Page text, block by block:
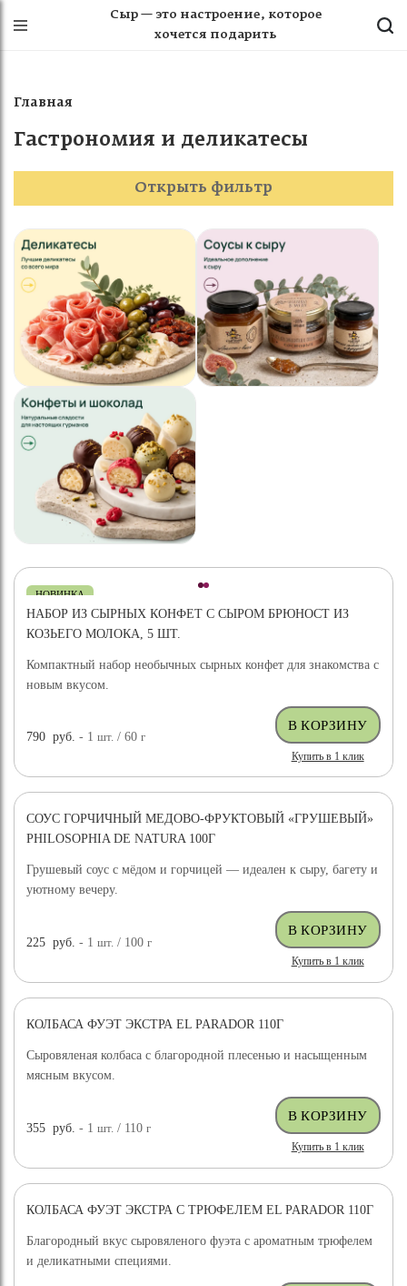
Сыр — это настроение, которое
хочется подарить
Главная
Гастрономия и деликатесы
Открыть фильтр
НОВИНКА
НАБОР ИЗ СЫРНЫХ КОНФЕТ С СЫРОМ БРЮНОСТ ИЗ
КОЗЬЕГО МОЛОКА, 5 ШТ.
Компактный набор необычных сырных конфет для знакомства с
новым вкусом.
790 руб. - 1шт. / 60г
Купить в 1 клик
СОУС ГОРЧИЧНЫЙ МЕДОВО-ФРУКТОВЫЙ «ГРУШЕВЫЙ»
PHILOSOPHIA DE NATURA 100Г
Грушевый соус с мёдом и горчицей — идеален к сыру, багету и
уютному вечеру.
225 руб. - 1шт. / 100г
Купить в 1 клик
КОЛБАСА ФУЭТ ЭКСТРА EL PARADOR 110Г
Сыровяленая колбаса с благородной плесенью и насыщенным
мясным вкусом.
355 руб. - 1шт. / 110г
Купить в 1 клик
КОЛБАСА ФУЭТ ЭКСТРА С ТРЮФЕЛЕМ EL PARADOR 110Г
Благородный вкус сыровяленого фуэта с ароматным трюфелем
и деликатными специями.